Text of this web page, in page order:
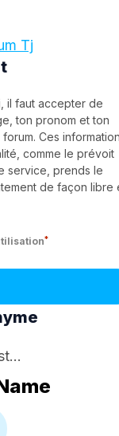
Tj
il faut accepter de
ton pronom et ton
Ces
comme le prévoit
service, prends le
de façon libre
*